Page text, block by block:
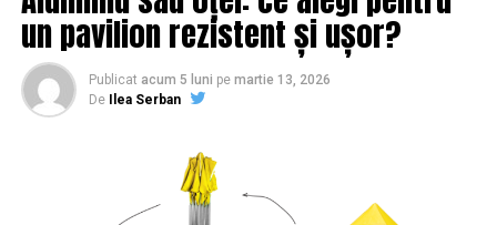
serviciilor de informaţii. Tatăl său este fost ambasador,
iar fratele ofiţer SRI. De altfel, Negrescu s-a trezit
europarlamentar la doar 31 de ani şi apoi ministru, fără
un pavilion rezistent și ușor?
Publicat acum 5 luni pe martie 13, 2026
De
Ilea Serban